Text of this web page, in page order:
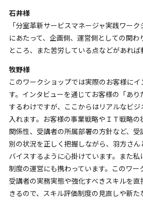
石井様
「分室革新サービスマネージャ実践ワー
にあたって、企画側、運営側としての関わ
ところ、また苦労している点などがあれば
牧野様
このワークショップでは実際のお客様に
す。インタビューを通じてお客様の「あ
するわけですが、ここからはリアルなビ
入れます。お客様の事業戦略やＩＴ戦略
関係性、受講者の所属部署の方針など、
別の状況を正しく把握しながら、羽方さ
バイスするように心掛けています。また
制度の運営にも携わっています。このワー
受講者の実務実態や強化すべきスキルを
きるので、スキル評価制度の見直しや新た